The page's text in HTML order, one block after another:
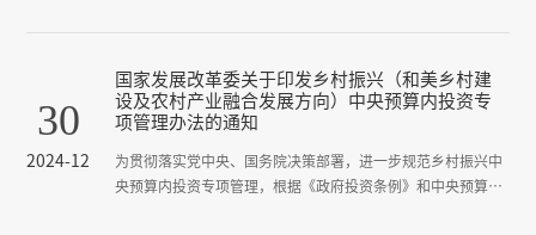
30
2024-12
国家发展改革委关于印发乡村振兴（和美乡村建
设及农村产业融合发展方向）中央预算内投资专
项管理办法的通知
为贯彻落实党中央、国务院决策部署，进一步规范乡村振兴中
央预算内投资专项管理，根据《政府投资条例》和中央预算内